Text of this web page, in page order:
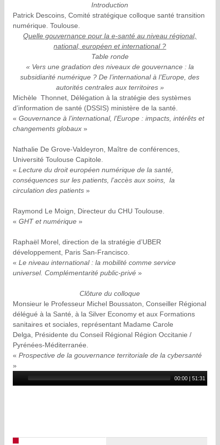
Introduction
Patrick Descoins, Comité stratégique colloque santé transition
numérique. Toulouse.
Quelle gouvernance pour la e-santé au niveau régional,
national, européen et international ?
Table ronde
« Vers une gradation des niveaux de gouvernance : la
subsidiarité numérique ? De l’international à l’Europe, des
autorités centrales aux territoires »
Michèle Thonnet, Délégation à la stratégie des systèmes
d’information de santé (DSSIS) ministère de la santé.
«Gouvernance à l’international, l’Europe : impacts, intérêts et
changements globaux »
Nathalie De Grove-Valdeyron, Maître de conférences,
Université Toulouse Capitole.
«Lecture du droit européen numérique de la santé,
conséquences sur les patients, l’accès aux soins, la
circulation des patients »
Raymond Le Moign, Directeur du CHU Toulouse.
«GHT et numérique »
Raphaël Morel, direction de la stratégie d’UBER
développement, Paris San-Francisco.
«Le niveau international : la mobilité comme service
universel. Complémentarité public-privé »
Clôture du colloque
Monsieur le Professeur Michel Boussaton, Conseiller Régional
délégué à la Santé, à la Silver Economy et aux Formations
sanitaires et sociales, représentant Madame Carole
Delga, Présidente du Conseil Régional Région Occitanie /
Pyrénées-Méditerranée.
«Prospective de la gouvernance territoriale de la cybersanté
»
00:00 |51:31